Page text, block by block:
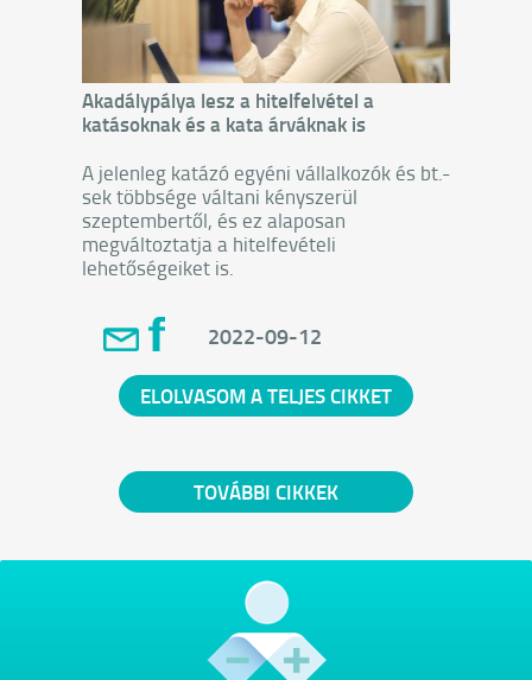
Akadálypálya lesz a hitelfelvétel a
katásoknak és a kata árváknak is
A jelenleg katázó egyéni vállalkozók és bt.-
sek többsége váltani kényszerül
szeptembertől, és ez alaposan
megváltoztatja a hitelfevételi
lehetőségeiket is.
2022-09-12
ELOLVASOM A TELJES CIKKET
TOVÁBBI CIKKEK